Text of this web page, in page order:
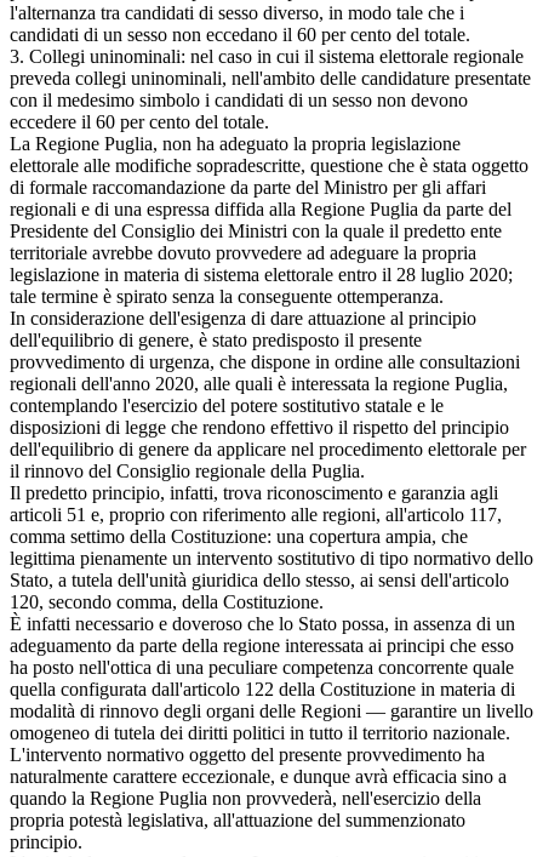
l'alternanza tra candidati di sesso diverso, in modo tale che i
candidati di un sesso non eccedano il 60 per cento del totale.
3. Collegi uninominali: nel caso in cui il sistema elettorale regionale
preveda collegi uninominali, nell'ambito delle candidature presentate
con il medesimo simbolo i candidati di un sesso non devono
eccedere il 60 per cento del totale.
La Regione Puglia, non ha adeguato la propria legislazione
elettorale alle modifiche sopradescritte, questione che è stata oggetto
di formale raccomandazione da parte del Ministro per gli affari
regionali e di una espressa diffida alla Regione Puglia da parte del
Presidente del Consiglio dei Ministri con la quale il predetto ente
territoriale avrebbe dovuto provvedere ad adeguare la propria
legislazione in materia di sistema elettorale entro il 28 luglio 2020;
tale termine è spirato senza la conseguente ottemperanza.
In considerazione dell'esigenza di dare attuazione al principio
dell'equilibrio di genere, è stato predisposto il presente
provvedimento di urgenza, che dispone in ordine alle consultazioni
regionali dell'anno 2020, alle quali è interessata la regione Puglia,
contemplando l'esercizio del potere sostitutivo statale e le
disposizioni di legge che rendono effettivo il rispetto del principio
dell'equilibrio di genere da applicare nel procedimento elettorale per
il rinnovo del Consiglio regionale della Puglia.
Il predetto principio, infatti, trova riconoscimento e garanzia agli
articoli 51 e, proprio con riferimento alle regioni, all'articolo 117,
comma settimo della Costituzione: una copertura ampia, che
legittima pienamente un intervento sostitutivo di tipo normativo dello
Stato, a tutela dell'unità giuridica dello stesso, ai sensi dell'articolo
120, secondo comma, della Costituzione.
È infatti necessario e doveroso che lo Stato possa, in assenza di un
adeguamento da parte della regione interessata ai principi che esso
ha posto nell'ottica di una peculiare competenza concorrente quale
quella configurata dall'articolo 122 della Costituzione in materia di
modalità di rinnovo degli organi delle Regioni — garantire un livello
omogeneo di tutela dei diritti politici in tutto il territorio nazionale.
L'intervento normativo oggetto del presente provvedimento ha
naturalmente carattere eccezionale, e dunque avrà efficacia sino a
quando la Regione Puglia non provvederà, nell'esercizio della
propria potestà legislativa, all'attuazione del summenzionato
principio.